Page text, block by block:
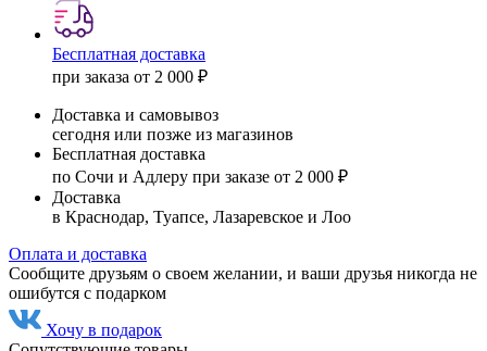
Бесплатная доставка
при заказа от 2 000 ₽
Доставка и самовывоз
сегодня или позже из магазинов
Бесплатная доставка
по Сочи и Адлеру при заказе от 2 000 ₽
Доставка
в Краснодар, Туапсе, Лазаревское и Лоо
Оплата и доставка
Сообщите друзьям о своем желании, и ваши друзья никогда не
ошибутся с подарком
Хочу в подарок